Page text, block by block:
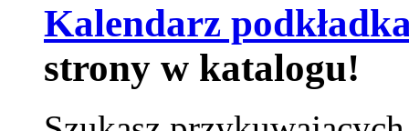
Kalendarz
strony w katalogu!